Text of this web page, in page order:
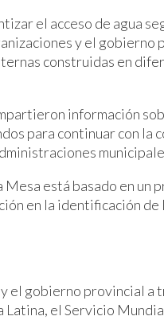
el acceso de agua
y el
construidas en
información
para continuar con
está basado en
en la identificación
gobierno provincial
el Servicio